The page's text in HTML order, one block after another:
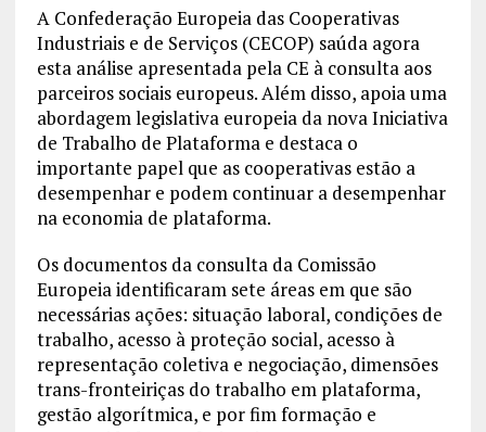
A Confederação Europeia das Cooperativas
Industriais e de Serviços (CECOP) saúda agora
esta análise apresentada pela CE à consulta aos
parceiros sociais europeus. Além disso, apoia uma
abordagem legislativa europeia da nova Iniciativa
de Trabalho de Plataforma e destaca o
importante papel que as cooperativas estão a
desempenhar e podem continuar a desempenhar
na economia de plataforma.
Os documentos da consulta da Comissão
Europeia identificaram sete áreas em que são
necessárias ações: situação laboral, condições de
trabalho, acesso à proteção social, acesso à
representação coletiva e negociação, dimensões
trans-fronteiriças do trabalho em plataforma,
gestão algorítmica, e por fim formação e